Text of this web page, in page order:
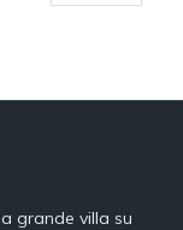
grande villa su